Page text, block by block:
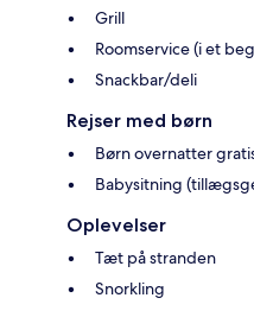
Grill
Roomservice (i et
Snackbar/deli
Rejser med børn
Børn overnatter
Babysitning
Oplevelser
Tæt på stranden
Snorkling